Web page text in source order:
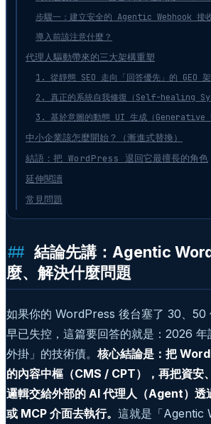
步驟一：建立安全的 Agentic Webhook 接
導入前該注意什麼？
代理人驅動帶來的三大架構重塑
1. 從靜態 SEO 走向「回答優先」的 GEO
2. 真正的系統自我修復（Self-healing
3. 基於意圖的動態 UI 生成（Generative
中小企業該怎麼開始？（漸進式替換）
結語：把 WordPress 退回它最擅長的角色
延伸閱讀
常見問題
結論先講：Agentic
麼、解決什麼問題
如果你的 WordPress 後台塞了 30、50
早已失控，這篇要回答的就是：2026
外掛」的技術債。 核心結論是：把
的內容中樞（CMS / CPT），再把資安
邏輯交給外部的 AI 代理人（Agent）透
或 MCP 介面去執行。 這就是「Agentic